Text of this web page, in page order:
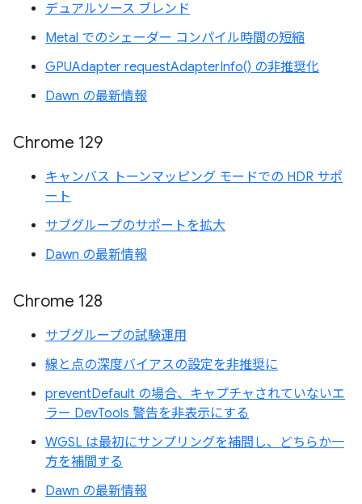
デュアルソース ブレンド
Metal でのシェーダー コンパイル時間の短縮
GPUAdapter requestAdapterInfo() の非推奨化
Dawn の最新情報
Chrome 129
キャンバス トーンマッピング モードでの HDR サポ
ート
サブグループのサポートを拡大
Dawn の最新情報
Chrome 128
サブグループの試験運用
線と点の深度バイアスの設定を非推奨に
preventDefault の場合、キャプチャされていないエ
ラー DevTools 警告を非表示にする
WGSL は最初にサンプリングを補間し、どちらか一
方を補間する
Dawn の最新情報